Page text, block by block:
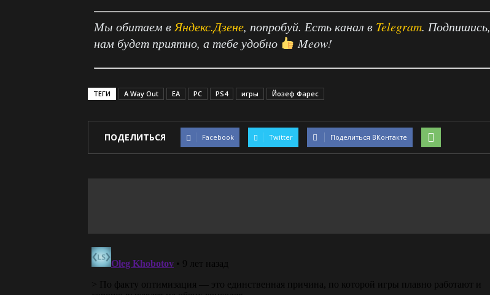
Мы обитаем в Яндекс.Дзене, попробуй. Есть канал в Telegram. Подпишись,
нам будет приятно, а тебе удобно
Meow!
ТЕГИ A Way Out EA PC PS4 игры Йозеф Фарес
ПОДЕЛИТЬСЯ Facebook Twitter Поделиться ВКонтакте